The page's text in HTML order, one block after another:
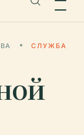
СЛУЖБА